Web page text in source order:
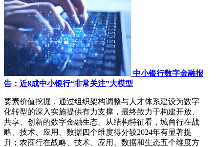
中小银行数字金融报
告：近8成中小银行“非常关注”大模型
要素价值挖掘，通过组织架构调整与人才体系建设为数字
化转型的深入实施提供有力支撑，最终致力于构建开放、
共享、创新的数字金融生态。从结构特征看，城商行在战
略、技术、应用、数据四个维度得分较2024年有显著提
升；农商行在战略、技术、应用、数据和生态五个维度方